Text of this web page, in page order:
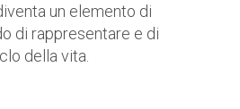
un elemento di
di rappresentare e di
della vita.